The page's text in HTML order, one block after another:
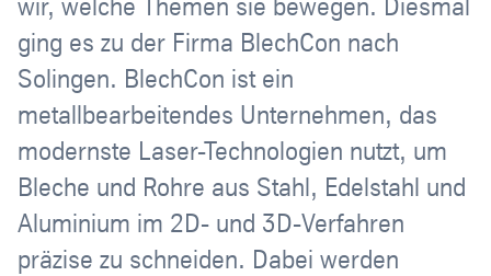
wir, welche Themen sie bewegen. Diesmal
ging es zu der Firma BlechCon nach
Solingen. BlechCon ist ein
metallbearbeitendes Unternehmen, das
modernste Laser-Technologien nutzt, um
Bleche und Rohre aus Stahl, Edelstahl und
Aluminium im 2D- und 3D-Verfahren
präzise zu schneiden. Dabei werden